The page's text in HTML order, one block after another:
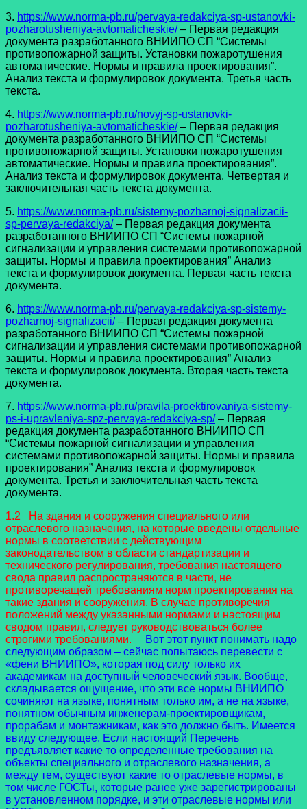
3. https://www.norma-pb.ru/pervaya-redakciya-sp-ustanovki-
pozharotusheniya-avtomaticheskie/– Первая редакция
документа разработанного ВНИИПО СП “Системы
противопожарной защиты. Установки пожаротушения
автоматические. Нормы и правила проектирования”.
Анализ текста и формулировок документа. Третья часть
текста.
4. https://www.norma-pb.ru/novyj-sp-ustanovki-
pozharotusheniya-avtomaticheskie/– Первая редакция
документа разработанного ВНИИПО СП “Системы
противопожарной защиты. Установки пожаротушения
автоматические. Нормы и правила проектирования”.
Анализ текста и формулировок документа. Четвертая и
заключительная часть текста документа.
5. https://www.norma-pb.ru/sistemy-pozharnoj-signalizacii-
sp-pervaya-redakciya/– Первая редакция документа
разработанного ВНИИПО СП “Системы пожарной
сигнализации и управления системами противопожарной
защиты. Нормы и правила проектирования” Анализ
текста и формулировок документа. Первая часть текста
документа.
6. https://www.norma-pb.ru/pervaya-redakciya-sp-sistemy-
pozharnoj-signalizacii/ – Первая редакция документа
разработанного ВНИИПО СП “Системы пожарной
сигнализации и управления системами противопожарной
защиты. Нормы и правила проектирования” Анализ
текста и формулировок документа. Вторая часть текста
документа.
7. https://www.norma-pb.ru/pravila-proektirovaniya-sistemy-
ps-i-upravleniya-spz-pervaya-redakciya-sp/ – Первая
редакция документа разработанного ВНИИПО СП
“Системы пожарной сигнализации и управления
системами противопожарной защиты. Нормы и правила
проектирования” Анализ текста и формулировок
документа. Третья и заключительная часть текста
документа.
1.2 На здания и сооружения специального или
отраслевого назначения, на которые введены отдельные
нормы в соответствии с действующим
законодательством в области стандартизации и
технического регулирования, требования настоящего
свода правил распространяются в части, не
противоречащей требованиям норм проектирования на
такие здания и сооружения. В случае противоречия
положений между указанными нормами и настоящим
сводом правил, следует руководствоваться более
строгими требованиями.
Вот этот пункт понимать надо
следующим образом – сейчас попытаюсь перевести с
«фени ВНИИПО», которая под силу только их
академикам на доступный человеческий язык. Вообще,
складывается ощущение, что эти все нормы ВНИИПО
сочиняют на языке, понятным только им, а не на языке,
понятном обычным инженерам-проектировщикам,
прорабам и монтажникам, как это должно быть. Имеется
ввиду следующее. Если настоящий Перечень
предъявляет какие то определенные требования на
объекты специального и отраслевого назначения, а
между тем, существуют какие то отраслевые нормы, в
том числе ГОСТы, которые ранее уже зарегистрированы
в установленном порядке, и эти отраслевые нормы или